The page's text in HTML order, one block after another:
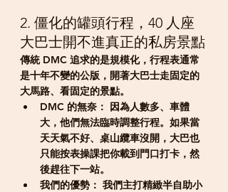
2. 僵化的罐頭行程，40 人座
大巴士開不進真正的私房景點
傳統 DMC 追求的是規模化，行程表通常
是十年不變的公版，開著大巴士走固定的
大馬路、看固定的景點。
DMC 的無奈： 因為人數多、車體
大，他們無法臨時調整行程。如果當
天天氣不好、桌山纜車沒開，大巴也
只能按表操課把你載到門口打卡，然
後趕往下一站。
我們的優勢： 我們主打精緻半自助小